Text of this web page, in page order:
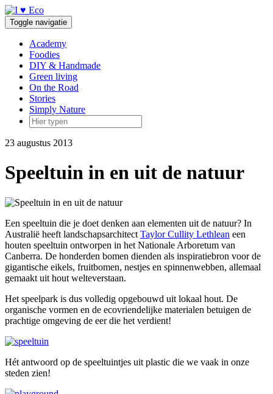
Doorgaan
naar
inhoud
Toggle navigatie
Academy
Foodies
DIY & Handmade
Green living
On the Road
Stories
Simply Nature
23 augustus 2013
Speeltuin in en uit de natuur
Een speeltuin die je doet denken aan elementen uit de natuur? In
Australië heeft landschapsarchitect Taylor Cullity Lethlean een
houten speeltuin ontworpen in het Nationale Arboretum van
Canberra. De honderden bomen dienden als inspiratiebron voor de
gigantische eikels, fruitbomen, nestjes en spinnenwebben, allemaal
gemaakt uit hout welteverstaan.
Het speelpark is dus volledig opgebouwd uit lokaal hout. De
organische vormen en de ecovriendelijke materialen betuigen de
prachtige omgeving de eer die het verdient!
Hét antwoord op de speeltuintjes uit plastic die we vaak in onze
steden zien!